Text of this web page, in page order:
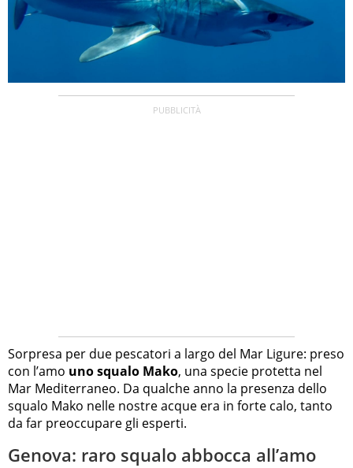
Sorpresa per due pescatori a largo del Mar Ligure: preso
con l’amo uno squalo Mako, una specie protetta nel
Mar Mediterraneo. Da qualche anno la presenza dello
squalo Mako nelle nostre acque era in forte calo, tanto
da far preoccupare gli esperti.
Genova: raro squalo abbocca all’amo